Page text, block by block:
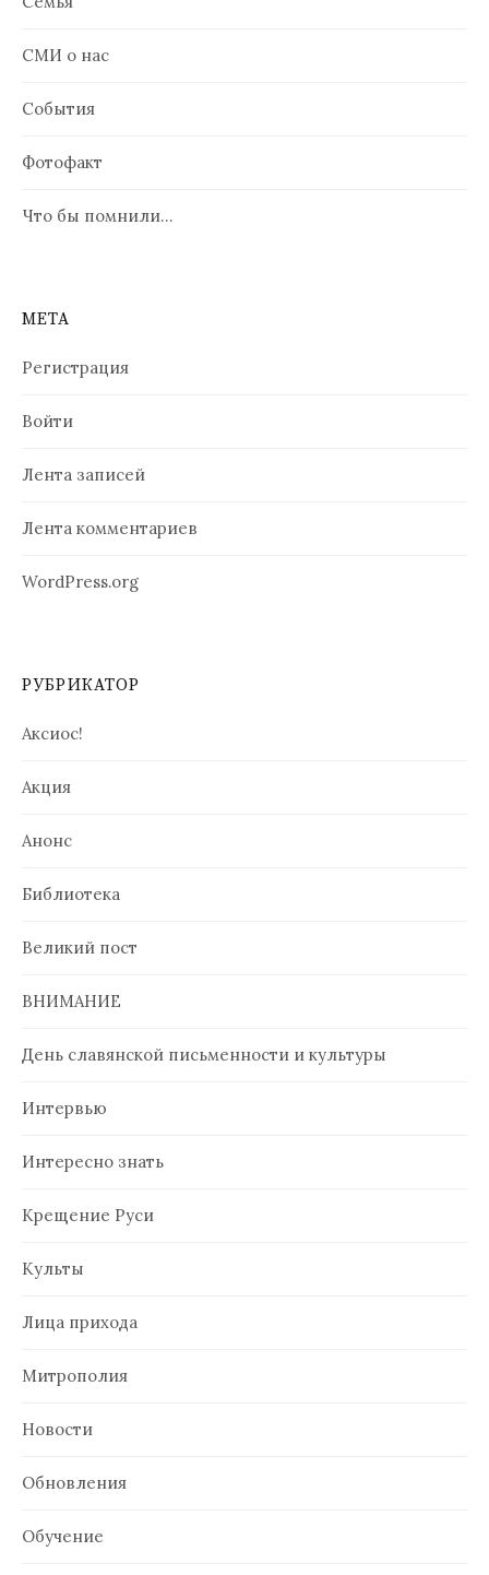
СМИ о нас
События
Фотофакт
Что бы помнили…
МЕТА
Регистрация
Войти
Лента записей
Лента комментариев
WordPress.org
РУБРИКАТОР
Аксиос!
Акция
Анонс
Библиотека
Великий пост
ВНИМАНИЕ
День славянской письменности и культуры
Интервью
Интересно знать
Крещение Руси
Культы
Лица прихода
Митрополия
Новости
Обновления
Обучение